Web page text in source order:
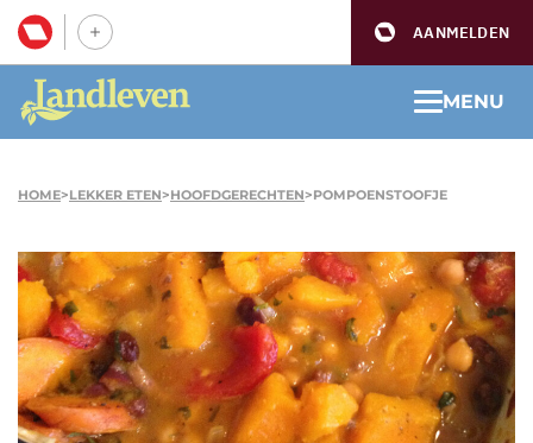
AANMELDEN
MENU
HOME>LEKKER ETEN>HOOFDGERECHTEN>POMPOENSTOOFJE